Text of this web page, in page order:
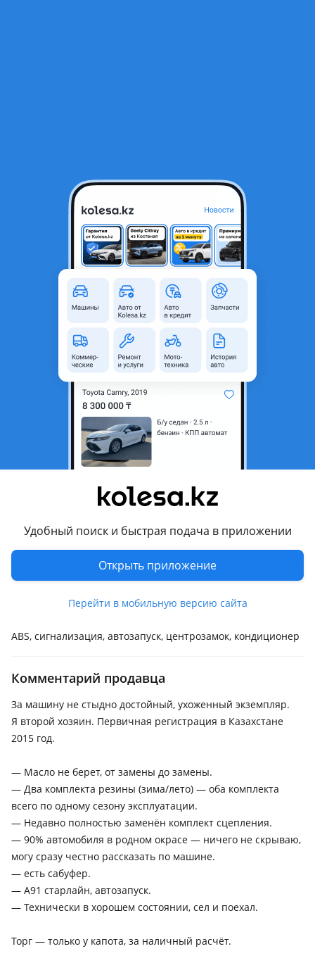
Удобный поиск и быстрая подача в приложении
Открыть приложение
Перейти в мобильную версию сайта
ВАЗ (Lada) Kalina 2194 2015 года
Объявление находится в архиве и может быть
Караганда, Карагандинская
2012 - 2018 2 поколение
Универсал
Объем двигателя, л
Пробег
Механика
Руль
Слева
Цвет
Растаможен в Казахстане
Да
ABS, сигнализация, автозапуск, центрозамок, кондиционер
Комментарий продавца
За машину не стыдно достойный, ухоженный экземпляр.
Я второй хозяин. Первичная регистрация в Казахстане
2015 год.
— Масло не берет, от замены до замены.
— Два комплекта резины (зима/лето) — оба комплекта
всего по одному сезону эксплуатации.
— Недавно полностью заменён комплект сцепления.
— 90% автомобиля в родном окрасе — ничего не скрываю,
могу сразу честно рассказать по машине.
— есть сабуфер.
— А91 старлайн, автозапуск.
— Технически в хорошем состоянии, сел и поехал.
Торг — только у капота, за наличный расчёт.